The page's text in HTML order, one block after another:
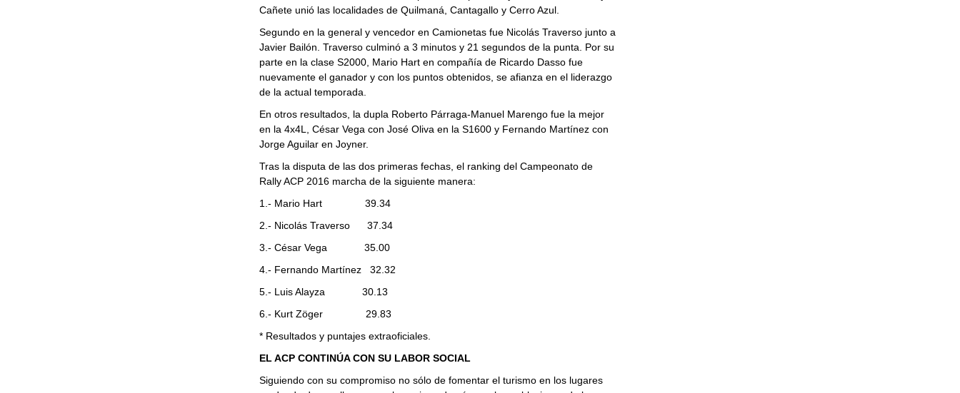
Cañete unió las localidades de Quilmaná, Cantagallo y Cerro Azul.
Segundo en la general y vencedor en Camionetas fue Nicolás Traverso junto a
Javier Bailón. Traverso culminó a 3 minutos y 21 segundos de la punta. Por su
parte en la clase S2000, Mario Hart en compañía de Ricardo Dasso fue
nuevamente el ganador y con los puntos obtenidos, se afianza en el liderazgo
de la actual temporada.
En otros resultados, la dupla Roberto Párraga-Manuel Marengo fue la mejor
en la 4x4L, César Vega con José Oliva en la S1600 y Fernando Martínez con
Jorge Aguilar en Joyner.
Tras la disputa de las dos primeras fechas, el ranking del Campeonato de
Rally ACP 2016 marcha de la siguiente manera:
1.- Mario Hart 39.34
2.- Nicolás Traverso 37.34
3.- César Vega 35.00
4.- Fernando Martínez 32.32
5.- Luis Alayza 30.13
6.- Kurt Zöger 29.83
* Resultados y puntajes extraoficiales.
EL ACP CONTINÚA CON SU LABOR SOCIAL
Siguiendo con su compromiso no sólo de fomentar el turismo en los lugares